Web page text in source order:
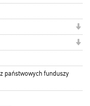
państwowych funduszy